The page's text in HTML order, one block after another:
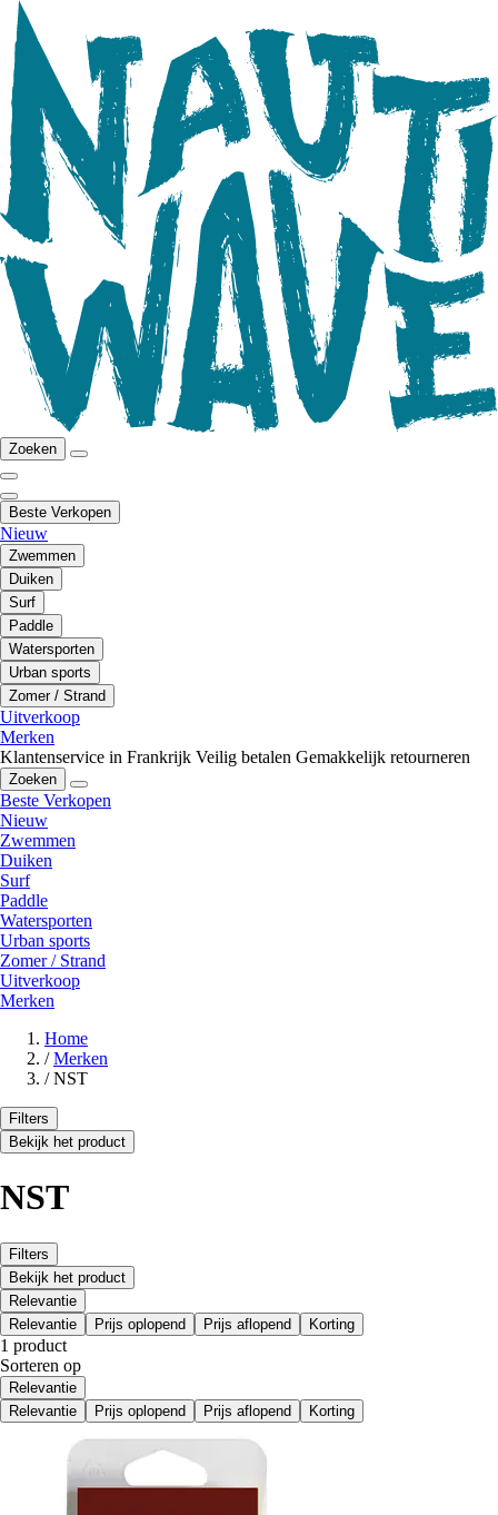
Zoeken
Beste Verkopen
Nieuw
Zwemmen
Duiken
Surf
Paddle
Watersporten
Urban sports
Zomer / Strand
Uitverkoop
Merken
Klantenservice in Frankrijk Veilig betalen Gemakkelijk retourneren
Zoeken
Beste Verkopen
Nieuw
Zwemmen
Duiken
Surf
Paddle
Watersporten
Urban sports
Zomer / Strand
Uitverkoop
Merken
Home
/ Merken
/ NST
Filters
Bekijk het product
NST
Filters
Bekijk het product
Relevantie
Relevantie
Prijs oplopend Prijs aflopend Korting
1 product
Sorteren op
Relevantie
Relevantie
Prijs oplopend Prijs aflopend Korting